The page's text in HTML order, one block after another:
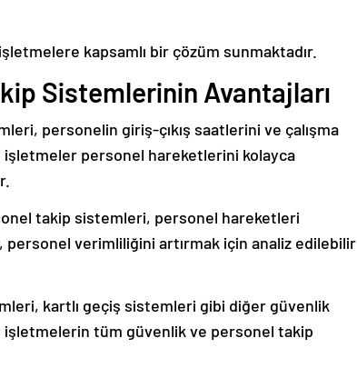
kapsamlı bir çözüm sunmaktadır.
Sistemlerinin Avantajları
personelin giriş-çıkış saatlerini ve çalışma
işletmeler personel hareketlerini kolayca
takip sistemleri, personel hareketleri
personel verimliliğini artırmak için analiz edilebilir
kartlı geçiş sistemleri gibi diğer güvenlik
işletmelerin tüm güvenlik ve personel takip